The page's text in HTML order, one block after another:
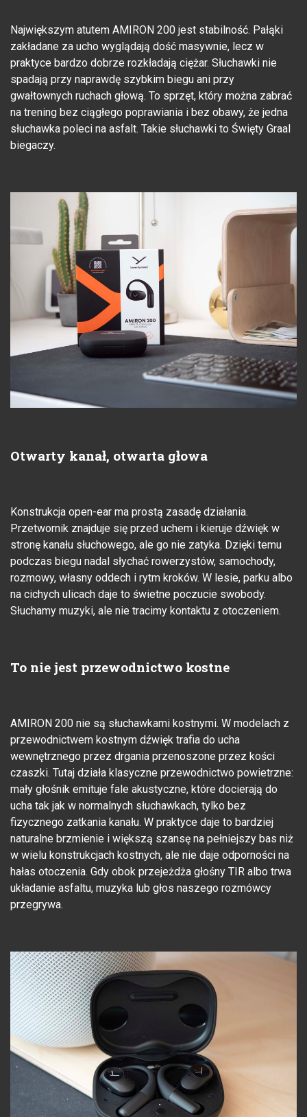
Największym atutem AMIRON 200 jest stabilność. Pałąki
zakładane za ucho wyglądają dość masywnie, lecz w
praktyce bardzo dobrze rozkładają ciężar. Słuchawki nie
spadają przy naprawdę szybkim biegu ani przy
gwałtownych ruchach głową. To sprzęt, który można zabrać
na trening bez ciągłego poprawiania i bez obawy, że jedna
słuchawka poleci na asfalt. Takie słuchawki to Święty Graal
biegaczy.
Otwarty kanał, otwarta głowa
Konstrukcja open-ear ma prostą zasadę działania.
Przetwornik znajduje się przed uchem i kieruje dźwięk w
stronę kanału słuchowego, ale go nie zatyka. Dzięki temu
podczas biegu nadal słychać rowerzystów, samochody,
rozmowy, własny oddech i rytm kroków. W lesie, parku albo
na cichych ulicach daje to świetne poczucie swobody.
Słuchamy muzyki, ale nie tracimy kontaktu z otoczeniem.
To nie jest przewodnictwo kostne
AMIRON 200 nie są słuchawkami kostnymi. W modelach z
przewodnictwem kostnym dźwięk trafia do ucha
wewnętrznego przez drgania przenoszone przez kości
czaszki. Tutaj działa klasyczne przewodnictwo powietrzne:
mały głośnik emituje fale akustyczne, które docierają do
ucha tak jak w normalnych słuchawkach, tylko bez
fizycznego zatkania kanału. W praktyce daje to bardziej
naturalne brzmienie i większą szansę na pełniejszy bas niż
w wielu konstrukcjach kostnych, ale nie daje odporności na
hałas otoczenia. Gdy obok przejeżdża głośny TIR albo trwa
układanie asfaltu, muzyka lub głos naszego rozmówcy
przegrywa.